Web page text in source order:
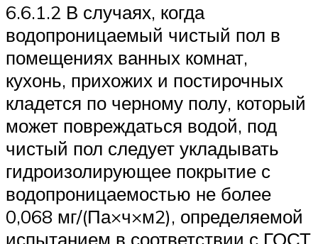
6.6.1.2 В случаях, когда
водопроницаемый чистый пол в
помещениях ванных комнат,
кухонь, прихожих и постирочных
кладется по черному полу, который
может повреждаться водой, под
чистый пол следует укладывать
гидроизолирующее покрытие с
водопроницаемостью не более
0,068 мг/(Па×ч×м2), определяемой
испытанием в соответствии с ГОСТ